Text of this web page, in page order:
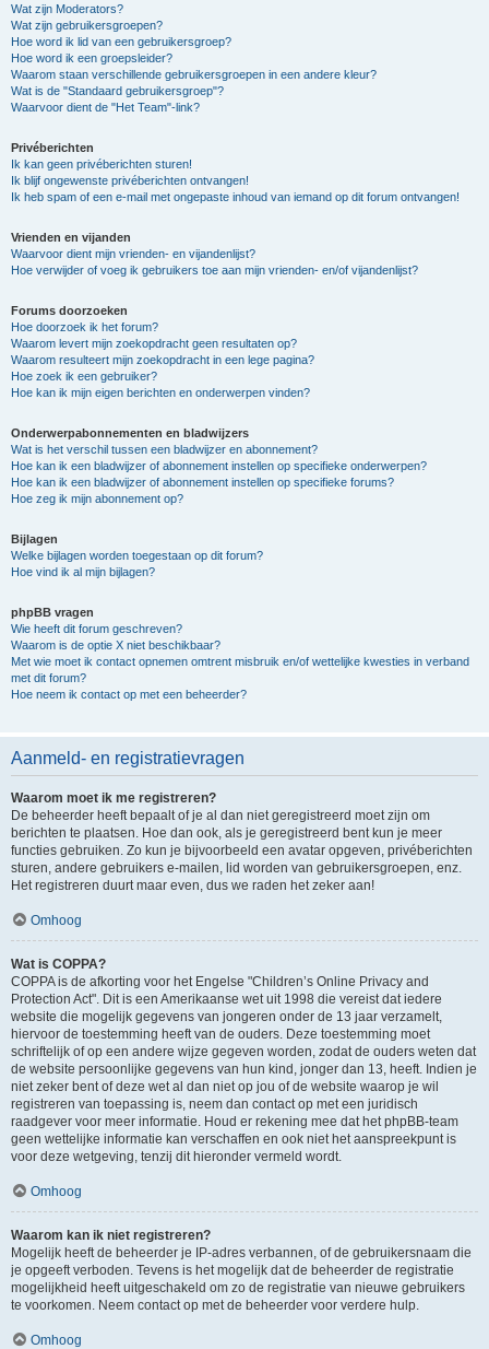
Wat zijn Moderators?
Wat zijn gebruikersgroepen?
Hoe word ik lid van een gebruikersgroep?
Hoe word ik een groepsleider?
Waarom staan verschillende gebruikersgroepen in een andere kleur?
Wat is de "Standaard gebruikersgroep"?
Waarvoor dient de "Het Team"-link?
Privéberichten
Ik kan geen privéberichten sturen!
Ik blijf ongewenste privéberichten ontvangen!
Ik heb spam of een e-mail met ongepaste inhoud van iemand op dit forum ontvangen!
Vrienden en vijanden
Waarvoor dient mijn vrienden- en vijandenlijst?
Hoe verwijder of voeg ik gebruikers toe aan mijn vrienden- en/of vijandenlijst?
Forums doorzoeken
Hoe doorzoek ik het forum?
Waarom levert mijn zoekopdracht geen resultaten op?
Waarom resulteert mijn zoekopdracht in een lege pagina?
Hoe zoek ik een gebruiker?
Hoe kan ik mijn eigen berichten en onderwerpen vinden?
Onderwerpabonnementen en bladwijzers
Wat is het verschil tussen een bladwijzer en abonnement?
Hoe kan ik een bladwijzer of abonnement instellen op specifieke onderwerpen?
Hoe kan ik een bladwijzer of abonnement instellen op specifieke forums?
Hoe zeg ik mijn abonnement op?
Bijlagen
Welke bijlagen worden toegestaan op dit forum?
Hoe vind ik al mijn bijlagen?
phpBB vragen
Wie heeft dit forum geschreven?
Waarom is de optie X niet beschikbaar?
Met wie moet ik contact opnemen omtrent misbruik en/of wettelijke kwesties in verband
met dit forum?
Hoe neem ik contact op met een beheerder?
Aanmeld- en registratievragen
Waarom moet ik me registreren?
De beheerder heeft bepaalt of je al dan niet geregistreerd moet zijn om
berichten te plaatsen. Hoe dan ook, als je geregistreerd bent kun je meer
functies gebruiken. Zo kun je bijvoorbeeld een avatar opgeven, privéberichten
sturen, andere gebruikers e-mailen, lid worden van gebruikersgroepen, enz.
Het registreren duurt maar even, dus we raden het zeker aan!
Omhoog
Wat is COPPA?
COPPA is de afkorting voor het Engelse "Children’s Online Privacy and
Protection Act". Dit is een Amerikaanse wet uit 1998 die vereist dat iedere
website die mogelijk gegevens van jongeren onder de 13 jaar verzamelt,
hiervoor de toestemming heeft van de ouders. Deze toestemming moet
schriftelijk of op een andere wijze gegeven worden, zodat de ouders weten dat
de website persoonlijke gegevens van hun kind, jonger dan 13, heeft. Indien je
niet zeker bent of deze wet al dan niet op jou of de website waarop je wil
registreren van toepassing is, neem dan contact op met een juridisch
raadgever voor meer informatie. Houd er rekening mee dat het phpBB-team
geen wettelijke informatie kan verschaffen en ook niet het aanspreekpunt is
voor deze wetgeving, tenzij dit hieronder vermeld wordt.
Omhoog
Waarom kan ik niet registreren?
Mogelijk heeft de beheerder je IP-adres verbannen, of de gebruikersnaam die
je opgeeft verboden. Tevens is het mogelijk dat de beheerder de registratie
mogelijkheid heeft uitgeschakeld om zo de registratie van nieuwe gebruikers
te voorkomen. Neem contact op met de beheerder voor verdere hulp.
Omhoog